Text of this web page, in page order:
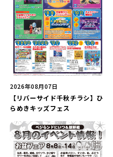
2026年08月07日
【リバーサイド千秋チラシ】ひ
らめきキッズフェス